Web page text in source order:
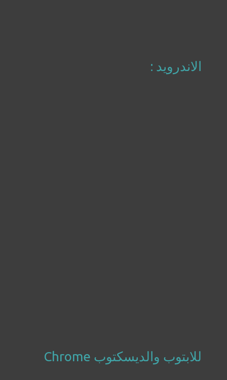
الاندرويد :
للابتوب والديسكتوب Chrome